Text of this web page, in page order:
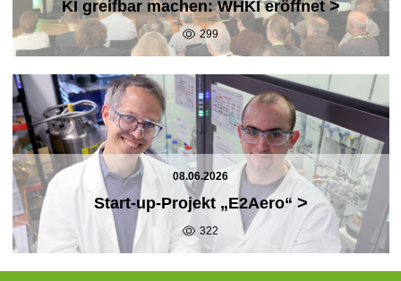
KI greifbar machen: WHKI eröffnet>
299
08.06.2026
Start-up-Projekt „E2Aero“ >
322